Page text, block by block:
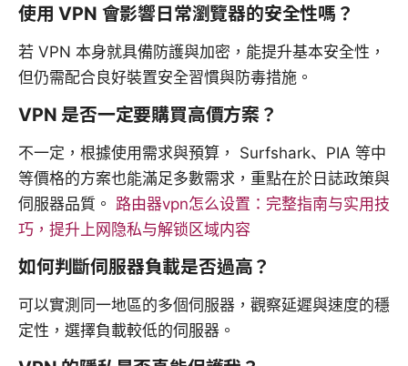
使用 VPN 會影響日常瀏覽器的安全性嗎？
若 VPN 本身就具備防護與加密，能提升基本安全性，
但仍需配合良好裝置安全習慣與防毒措施。
VPN 是否一定要購買高價方案？
不一定，根據使用需求與預算， Surfshark、PIA 等中
等價格的方案也能滿足多數需求，重點在於日誌政策與
伺服器品質。 路由器vpn怎么设置：完整指南与实用技
巧，提升上网隐私与解锁区域内容
如何判斷伺服器負載是否過高？
可以實測同一地區的多個伺服器，觀察延遲與速度的穩
定性，選擇負載較低的伺服器。